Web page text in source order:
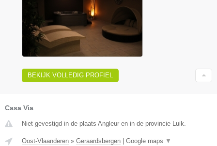
BEKIJK VOLLEDIG PROFIEL
Casa Via
Niet gevestigd in de plaats Angleur en in de provincie Luik.
Oost-Vlaanderen » Geraardsbergen | Google maps ▼